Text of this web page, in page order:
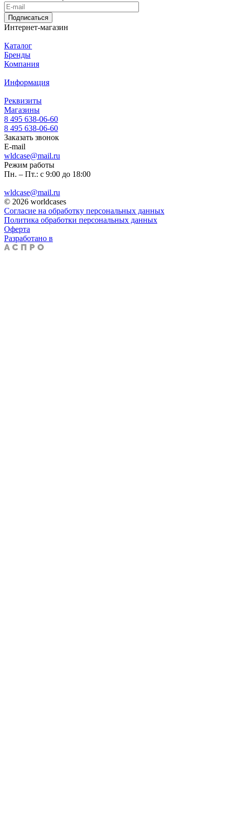
Подписаться
Интернет-магазин
Каталог
Бренды
Компания
Информация
Реквизиты
Магазины
8 495 638-06-60
8 495 638-06-60
Заказать звонок
E-mail
wldcase@mail.ru
Режим работы
Пн. – Пт.: с 9:00 до 18:00
wldcase@mail.ru
© 2026 worldcases
Согласие на обработку персональных данных
Политика обработки персональных данных
Оферта
Разработано в